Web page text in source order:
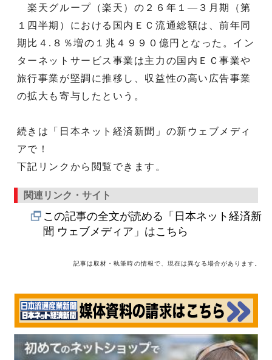
楽天グループ（楽天）の２６年１―３月期（第
１四半期）における国内ＥＣ流通総額は、前年同
期比４.８％増の１兆４９９０億円となった。イン
ターネットサービス事業は主力の国内ＥＣ事業や
旅行事業が堅調に推移し、収益性の高い広告事業
の拡大も寄与したという。
続きは「日本ネット経済新聞」の新ウェブメディ
アで！
下記リンクから閲覧できます。
関連リンク・サイト
この記事の全文が読める「日本ネット経済新
聞 ウェブメディア」はこちら
記事は取材・執筆時の情報で、現在は異なる場合があります。